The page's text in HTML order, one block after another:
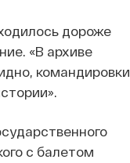
дороже
«В архиве
командировки
с балетом